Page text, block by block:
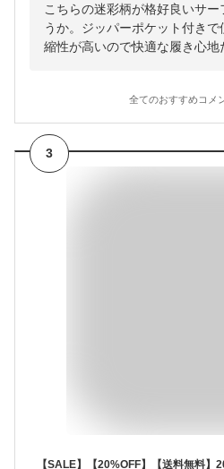
こちらの迷彩柄が格好良いサー
うか。ジッパーポケット付き
縮性が高いので快適な履き心地
全てのおすすめコメ
3